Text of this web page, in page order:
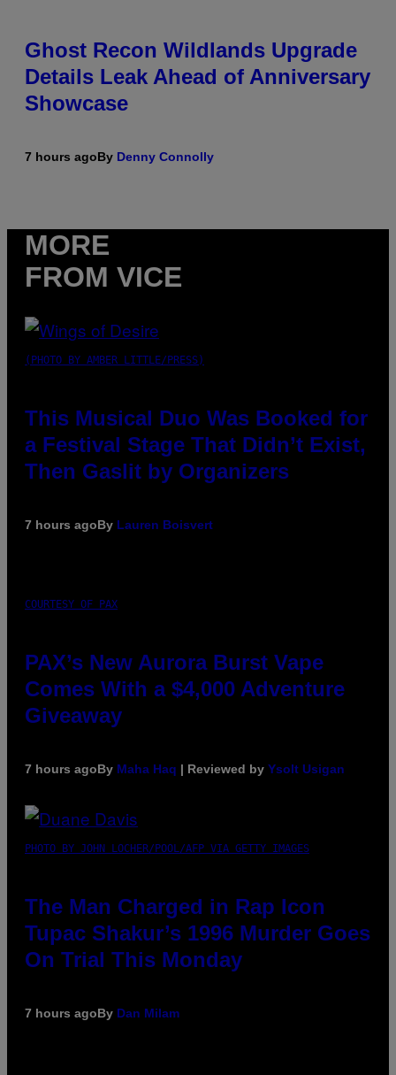
Ghost Recon Wildlands Upgrade
Details Leak Ahead of Anniversary
Showcase
7 hours agoBy Denny Connolly
MORE
FROM VICE
(PHOTO BY AMBER LITTLE/PRESS)
This Musical Duo Was Booked for
a Festival Stage That Didn’t Exist,
Then Gaslit by Organizers
7 hours agoBy Lauren Boisvert
COURTESY OF PAX
PAX’s New Aurora Burst Vape
Comes With a $4,000 Adventure
Giveaway
7 hours agoBy Maha Haq | Reviewed by Ysolt Usigan
PHOTO BY JOHN LOCHER/POOL/AFP VIA GETTY IMAGES
The Man Charged in Rap Icon
Tupac Shakur’s 1996 Murder Goes
On Trial This Monday
7 hours agoBy Dan Milam